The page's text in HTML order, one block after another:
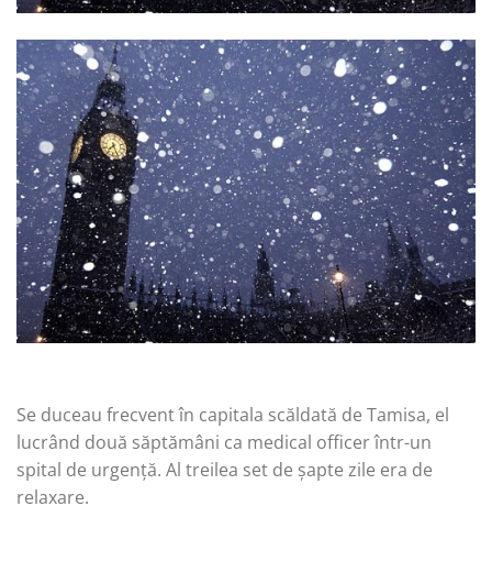
Se duceau frecvent în capitala scăldată de Tamisa, el
lucrând două săptămâni ca medical officer într-un
spital de urgență. Al treilea set de șapte zile era de
relaxare.